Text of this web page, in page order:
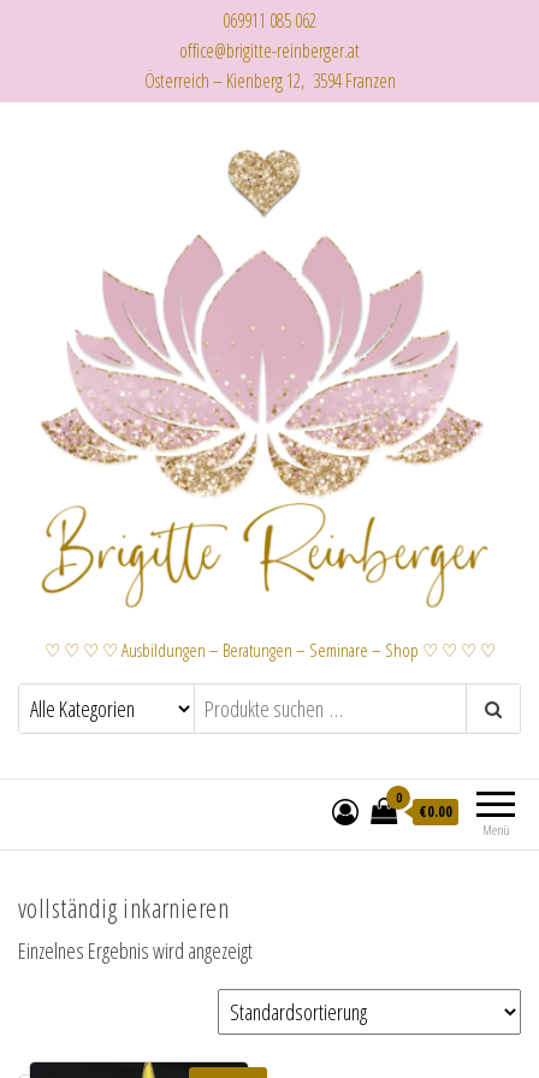
069911 085 062
office@brigitte-reinberger.at
Österreich – Kienberg 12, 3594 Franzen
♡ ♡ ♡ ♡ Ausbildungen – Beratungen – Seminare – Shop ♡ ♡ ♡ ♡
Menü
0
€0.00
vollständig inkarnieren
Einzelnes Ergebnis wird angezeigt